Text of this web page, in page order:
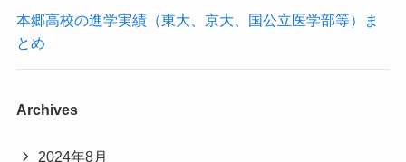
本郷高校の進学実績（東大、京大、国公立医学部等）ま
とめ
Archives
2024年8月